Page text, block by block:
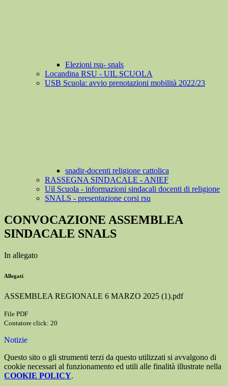
Elezioni rsu- snals
Locandina RSU - UIL SCUOLA
USB Scuola: avvio prenotazioni mobilità 2022/23
snadir-docenti religione cattolica
RASSEGNA SINDACALE - ANIEF
Uil Scuola - informazioni sindacali docenti di religione
SNALS - presentazione corsi rsu
CONVOCAZIONE ASSEMBLEA
SINDACALE SNALS
In allegato
Allegati
ASSEMBLEA REGIONALE 6 MARZO 2025 (1).pdf
File PDF
Contatore click: 20
Notizie
Questo sito o gli strumenti terzi da questo utilizzati si avvalgono di
cookie necessari al funzionamento ed utili alle finalità illustrate nella
COOKIE POLICY.